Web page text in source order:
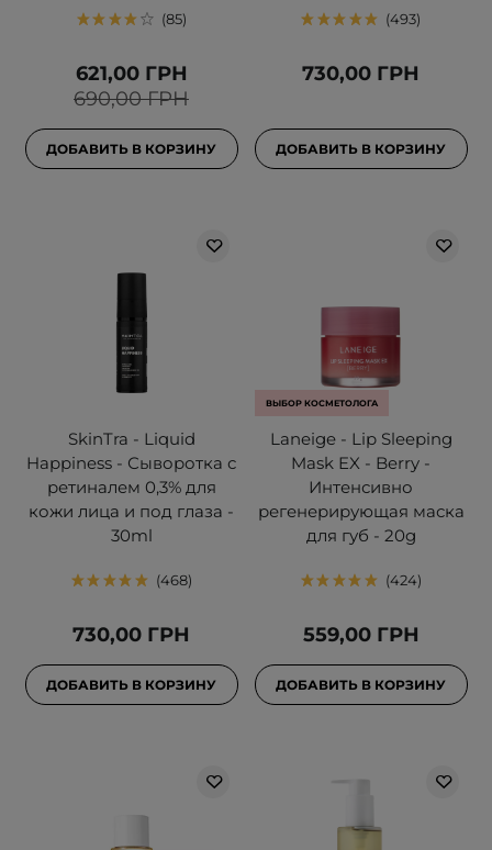
85
690,00 ГРН
621,00 ГРН
ДОБАВИТЬ В КОРЗИНУ
493
730,00 ГРН
ДОБАВИТЬ В КОРЗИНУ
SkinTra - Liquid
Happiness - Сыворотка с
ретиналем 0,3% для
кожи лица и под глаза -
30ml
468
730,00 ГРН
ДОБАВИТЬ В КОРЗИНУ
ВЫБОР КОСМЕТОЛОГА
Laneige - Lip Sleeping
Mask EX - Berry -
Интенсивно
регенерирующая маска
для губ - 20g
424
559,00 ГРН
ДОБАВИТЬ В КОРЗИНУ